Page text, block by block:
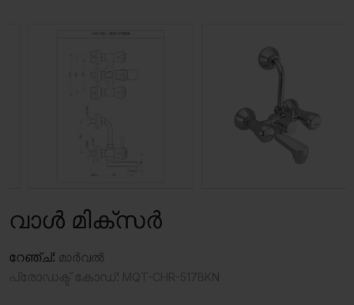
വാൾ മിക്സർ
റേഞ്ച്: മാർവൽ